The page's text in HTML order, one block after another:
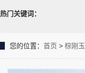
热门关键词：
您的位置： 首页 > 棕刚玉